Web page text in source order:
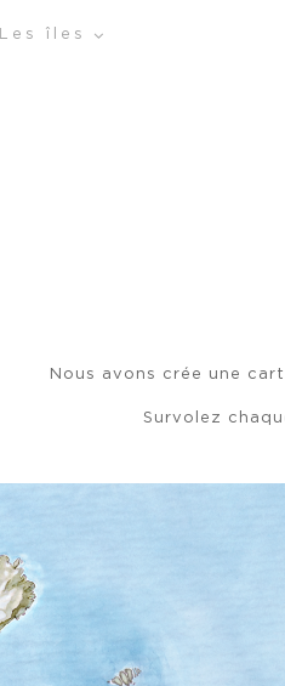
Les îles
Nous avons crée une
Survolez